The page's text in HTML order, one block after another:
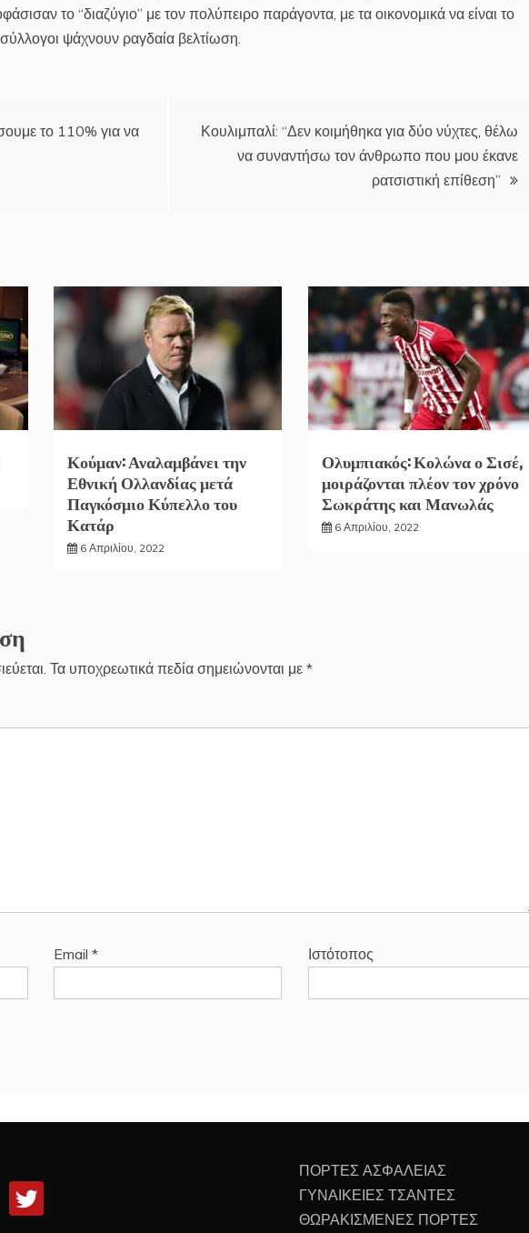
το “διαζύγιο” με τον πολύπειρο παράγοντα, με τα οικονομικά να είναι το
ψάχνουν ραγδαία βελτίωση.
το 110% για να
Κουλιμπαλί: “Δεν κοιμήθηκα για δύο νύχτες, θέλω
να συναντήσω τον άνθρωπο που μου έκανε
ρατσιστική επίθεση”
Κούμαν: Αναλαμβάνει την
Εθνική Ολλανδίας μετά
Παγκόσμιο Κύπελλο του
Κατάρ
6 Απριλίου, 2022
Ολυμπιακός: Κολώνα ο Σισέ,
μοιράζονται πλέον τον χρόνο
Σωκράτης και Μανωλάς
6 Απριλίου, 2022
Τα υποχρεωτικά πεδία σημειώνονται με *
Email * Ιστότοπος
ΠΟΡΤΕΣ ΑΣΦΑΛΕΙΑΣ
ΓΥΝΑΙΚΕΙΕΣ ΤΣΑΝΤΕΣ
ΘΩΡΑΚΙΣΜΕΝΕΣ ΠΟΡΤΕΣ